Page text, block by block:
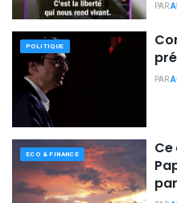
PAR
POLITIQUE
PAR
ECO & FINANCE
Ce